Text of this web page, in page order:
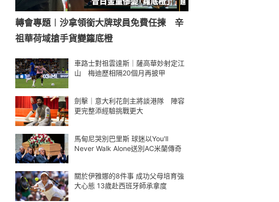
轉會專題︱沙拿領銜大牌球員免費任揀 辛
祖華荷域搶手貨變籮底橙
車路士對祖雲達斯｜薩高華妙射定江
山 梅迪歷相隔20個月再披甲
劍擊｜意大利花劍主將談港隊 陣容
更完整添經驗挑戰更大
馬甸尼哭別巴里斯 球迷以You'll
Never Walk Alone送別AC米蘭傳奇
關於伊雅娜的8件事 成功父母培育強
大心態 13歲赴西班牙師承拿度